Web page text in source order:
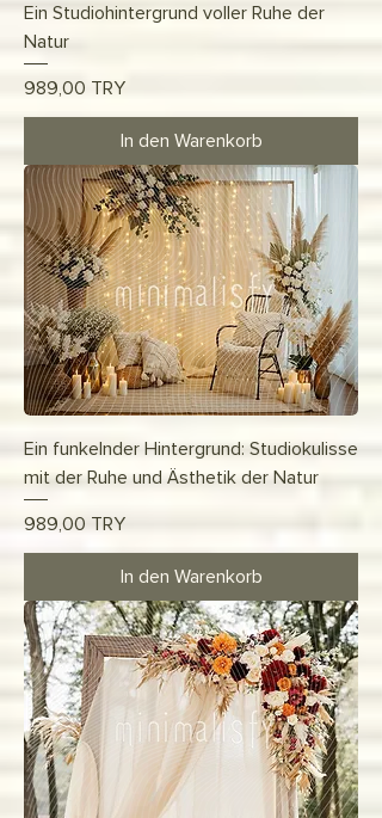
Ein Studiohintergrund voller Ruhe der
Natur
Preis
989,00 TRY
In den Warenkorb
Ein funkelnder Hintergrund: Studiokulisse
mit der Ruhe und Ästhetik der Natur
Preis
989,00 TRY
In den Warenkorb